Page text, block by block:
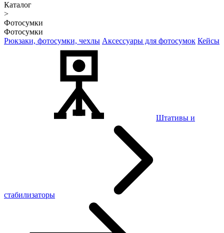
Каталог
>
Фотосумки
Фотосумки
Рюкзаки, фотосумки, чехлы Аксессуары для фотосумок Кейсы
Штативы и
стабилизаторы